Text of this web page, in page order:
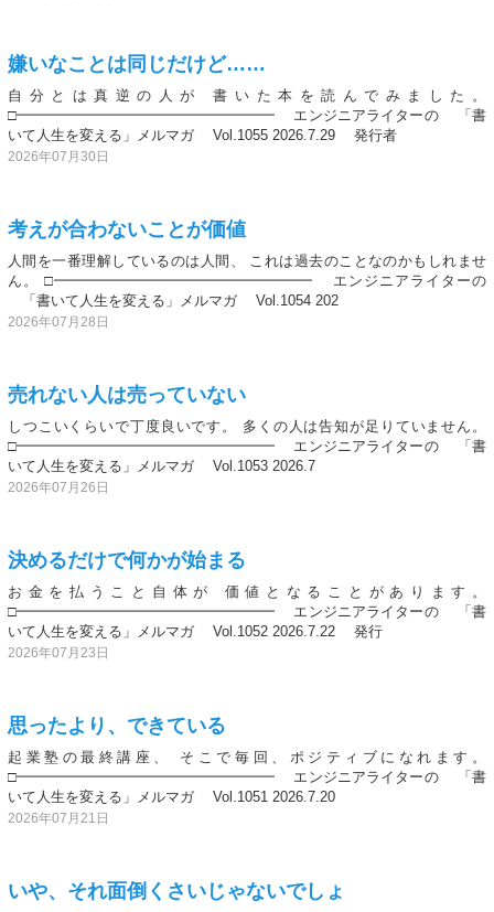
嫌いなことは同じだけど……
自分とは真逆の人が 書いた本を読んでみました。
□━━━━━━━━━━━━━━━━━━ エンジニアライターの 「書
いて人生を変える」メルマガ Vol.1055 2026.7.29 発行者
2026年07月30日
考えが合わないことが価値
人間を一番理解しているのは人間、 これは過去のことなのかもしれませ
ん。 □━━━━━━━━━━━━━━━━━━ エンジニアライターの
「書いて人生を変える」メルマガ Vol.1054 202
2026年07月28日
売れない人は売っていない
しつこいくらいで丁度良いです。 多くの人は告知が足りていません。
□━━━━━━━━━━━━━━━━━━ エンジニアライターの 「書
いて人生を変える」メルマガ Vol.1053 2026.7
2026年07月26日
決めるだけで何かが始まる
お金を払うこと自体が 価値となることがあります。
□━━━━━━━━━━━━━━━━━━ エンジニアライターの 「書
いて人生を変える」メルマガ Vol.1052 2026.7.22 発行
2026年07月23日
思ったより、できている
起業塾の最終講座、 そこで毎回、ポジティブになれます。
□━━━━━━━━━━━━━━━━━━ エンジニアライターの 「書
いて人生を変える」メルマガ Vol.1051 2026.7.20
2026年07月21日
いや、それ面倒くさいじゃないでしょ